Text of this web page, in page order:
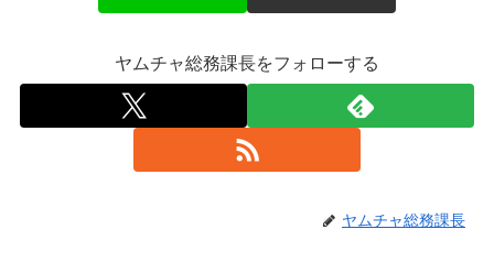
ヤムチャ総務課長をフォローする
ヤムチャ総務課長